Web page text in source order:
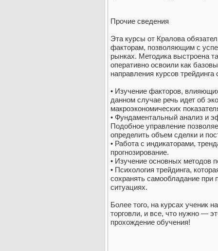
Прочие сведения
Эта курсы от Кралова
факторам, позволяющим с
рынках. Методика выстроена
оперативно освоили как
направления курсов
• Изучение факторов,
данном случае речь идет об
макроэкономических
• Фундаментальный анализ и
Подобное управление
определить объем сделки и
• Работа с индикаторами,
прогнозирование.
• Изучение основных методов
• Психология трейдинга,
сохранять самообладание при
ситуациях.
Более того, на курсах ученик
торговли, и все, что нужно —
прохождение обучения!